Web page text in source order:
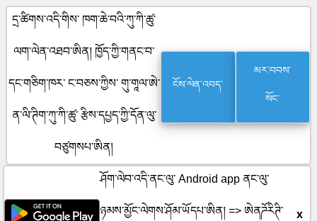
འབད།
དྲ་ཚིགས་འདི་གིས་ ཁག་ཆེ་བའི་ཀུ་ཀི་ཚུ་
ལག་ལེན་འཐབ་ཨིན། ཁྱོད་ཀྱི་གནང་བ་
དང་གཅིག་ཁར་ ང་བཅས་ཀྱིས་ གུ་གཱལ་ཨེ་
ན་ལི་ཊིག་ཀུ་ཀི་ཚུ་ རྩིས་དཔྱད་ཀྱི་དོན་ལུ་
བཙུགསཔ་ཨིན།
ངོས་ལེན་འབད་
མར་བབས་
སོང་
ཤོག་ལེབ་འདི་ནང་ལུ་ Android app ནང་ལུ་
ཉམས་མྱོང་ལེགས་ཤོམ་ཡོདཔ་ཨིན། => ཨེནཌོརིཊི་ x